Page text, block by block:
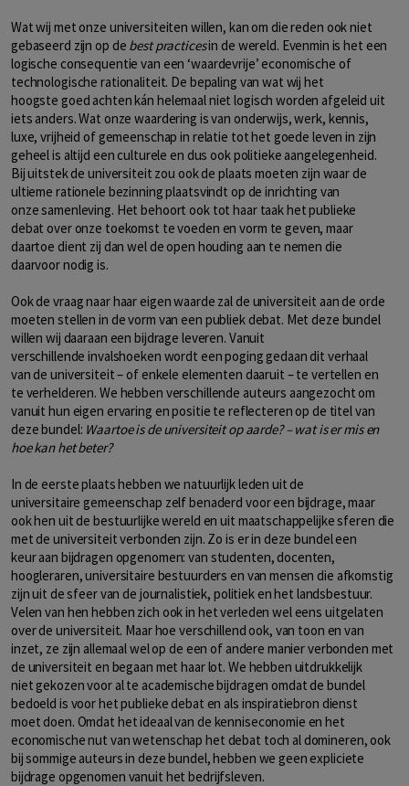
Wat wij met onze universiteiten willen, kan om die reden ook niet
gebaseerd zijn op de best practicesin de wereld. Evenmin is het een
logische consequentie van een ‘waardevrije’ economische of
technologische rationaliteit. De bepaling van wat wij het
hoogste goed achten kán helemaal niet logisch worden afgeleid uit
iets anders. Wat onze waardering is van onderwijs, werk, kennis,
luxe, vrijheid of gemeenschap in relatie tot het goede leven in zijn
geheel is altijd een culturele en dus ook politieke aangelegenheid.
Bij uitstek de universiteit zou ook de plaats moeten zijn waar de
ultieme rationele bezinning plaatsvindt op de inrichting van
onze samenleving. Het behoort ook tot haar taak het publieke
debat over onze toekomst te voeden en vorm te geven, maar
daartoe dient zij dan wel de open houding aan te nemen die
daarvoor nodig is.
Ook de vraag naar haar eigen waarde zal de universiteit aan de orde
moeten stellen in de vorm van een publiek debat. Met deze bundel
willen wij daaraan een bijdrage leveren. Vanuit
verschillende invalshoeken wordt een poging gedaan dit verhaal
van de universiteit – of enkele elementen daaruit – te vertellen en
te verhelderen. We hebben verschillende auteurs aangezocht om
vanuit hun eigen ervaring en positie te reflecteren op de titel van
deze bundel: Waartoe is de universiteit op aarde? – wat is er mis en
hoe kan het beter?
In de eerste plaats hebben we natuurlijk leden uit de
universitaire gemeenschap zelf benaderd voor een bijdrage, maar
ook hen uit de bestuurlijke wereld en uit maatschappelijke sferen die
met de universiteit verbonden zijn. Zo is er in deze bundel een
keur aan bijdragen opgenomen: van studenten, docenten,
hoogleraren, universitaire bestuurders en van mensen die afkomstig
zijn uit de sfeer van de journalistiek, politiek en het landsbestuur.
Velen van hen hebben zich ook in het verleden wel eens uitgelaten
over de universiteit. Maar hoe verschillend ook, van toon en van
inzet, ze zijn allemaal wel op de een of andere manier verbonden met
de universiteit en begaan met haar lot. We hebben uitdrukkelijk
niet gekozen voor al te academische bijdragen omdat de bundel
bedoeld is voor het publieke debat en als inspiratiebron dienst
moet doen. Omdat het ideaal van de kenniseconomie en het
economische nut van wetenschap het debat toch al domineren, ook
bij sommige auteurs in deze bundel, hebben we geen expliciete
bijdrage opgenomen vanuit het bedrijfsleven.